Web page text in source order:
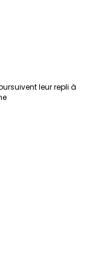
leur repli à